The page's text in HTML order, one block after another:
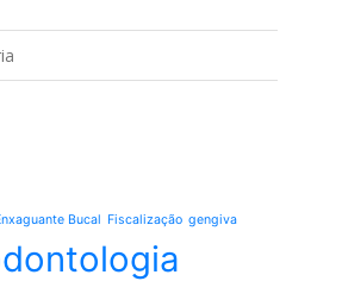
Bucal Fiscalização gengiva